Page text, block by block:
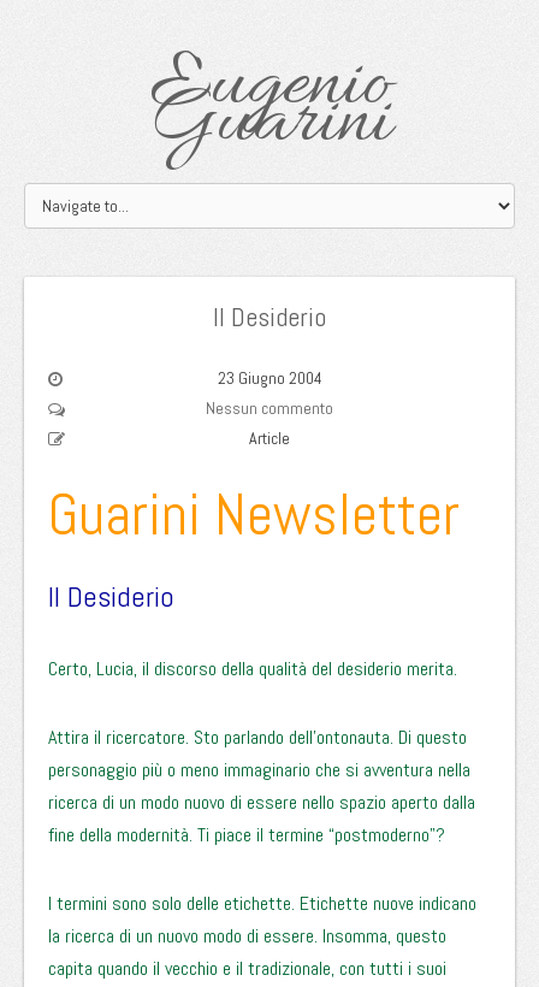
Eugenio
Guarini
Il Desiderio
23 Giugno 2004
Nessun commento
Article
Guarini Newsletter
Il Desiderio
Certo, Lucia, il discorso della qualità del desiderio merita.
Attira il ricercatore. Sto parlando dell’ontonauta. Di questo
personaggio più o meno immaginario che si avventura nella
ricerca di un modo nuovo di essere nello spazio aperto dalla
fine della modernità. Ti piace il termine “postmoderno”?
I termini sono solo delle etichette. Etichette nuove indicano
la ricerca di un nuovo modo di essere. Insomma, questo
capita quando il vecchio e il tradizionale, con tutti i suoi